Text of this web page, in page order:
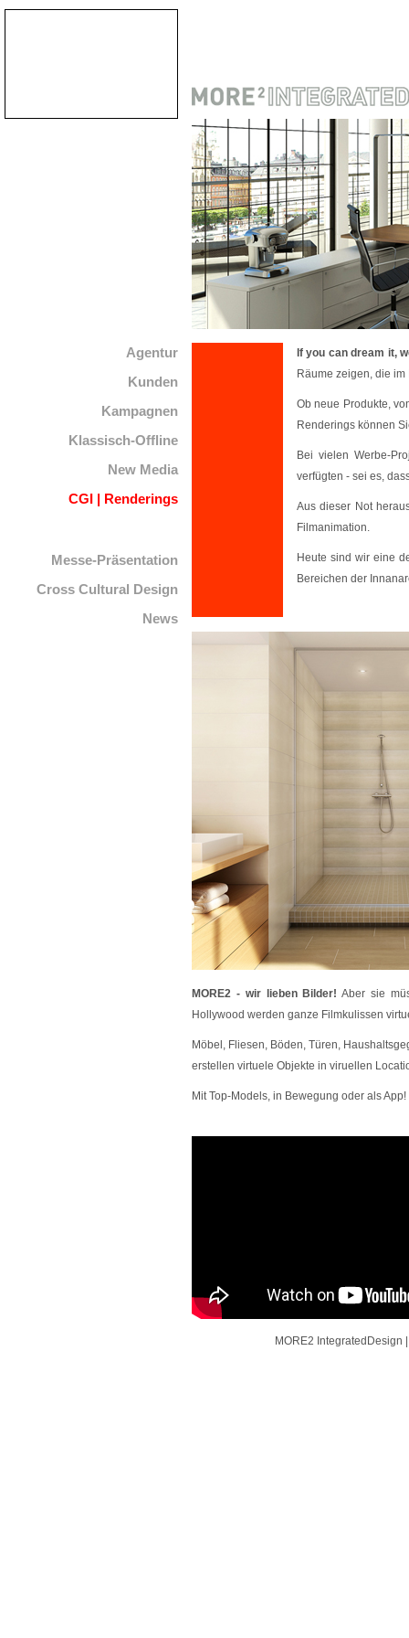
Agentur
Kunden
Kampagnen
Klassisch-Offline
New Media
CGI | Renderings
Messe-Präsentation
Cross Cultural Design
News
If you can dream it,
Räume zeigen, die
Ob neue Produkte,
Renderings können
Bei vielen Werbe-
verfügten - sei es,
Aus dieser Not
Filmanimation.
Heute sind wir eine
Bereichen der
MORE2 - wir lieben Bilder! Aber sie
Hollywood werden ganze Filmkulissen
Möbel, Fliesen, Böden, Türen,
erstellen virtuele Objekte in viruellen
Mit Top-Models, in Bewegung oder als App!
MORE2 IntegratedDesign